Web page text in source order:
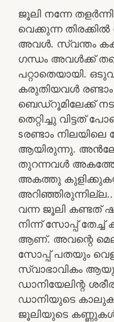
ജൂലി നന്നേ
വെക്കുന്ന
അവൾ. സ്വന്തം
ഗന്ധം അവൾക്ക്
പറ്റാതെയായി.
കരുതിയവൾ രണ്ടാം
ബെഡ്‌റൂമിലേക്ക്
തെറ്റിച്ചു വിട്ടത്
sരണ്ടാം
ആയിരുന്നു.
തുറന്നവൾ
അകത്തു
വന്ന ജൂലി കണ്ടത്
നിന്ന് സോപ്പ് തേച്ച്
ആണ്. അവന്റെ
സോപ്പ് പതയും
സ്വാഭാവികം
ഡാനിയേലിന്റ
ഡാനിയുടെ
ജൂലിയുടെ കണ്ണുകൾ